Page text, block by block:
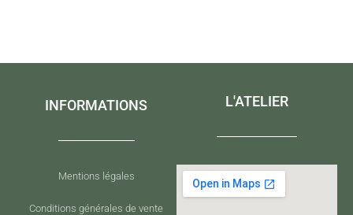
INFORMATIONS
Mentions légales
Conditions générales de vente
L'ATELIER